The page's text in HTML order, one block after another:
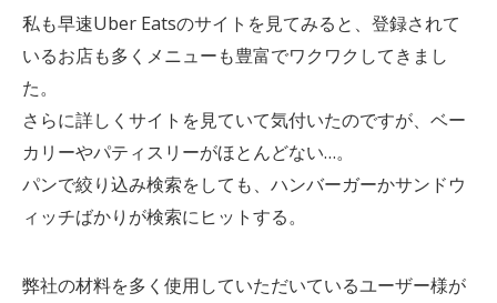
私も早速Uber Eatsのサイトを見てみると、登録されて
いるお店も多くメニューも豊富でワクワクしてきまし
た。
さらに詳しくサイトを見ていて気付いたのですが、ベー
カリーやパティスリーがほとんどない…。
パンで絞り込み検索をしても、ハンバーガーかサンドウ
ィッチばかりが検索にヒットする。
弊社の材料を多く使用していただいているユーザー様が